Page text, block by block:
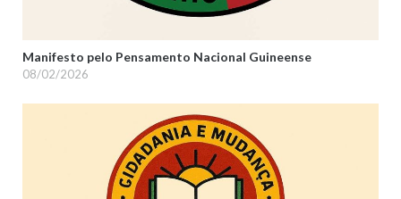
Manifesto pelo Pensamento Nacional Guineense
08/02/2026